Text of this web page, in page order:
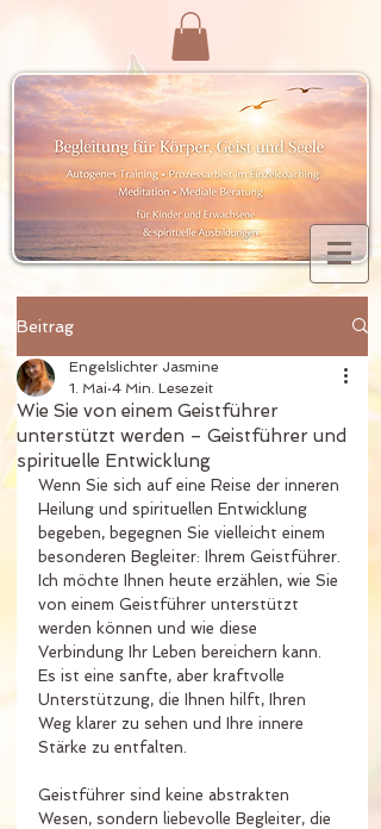
Beitrag
Wie Sie von einem Geistführer
unterstützt werden – Geistführer und
spirituelle Entwicklung
Engelslichter Jasmine
1. Mai 4 Min. Lesezeit
Wenn Sie sich auf eine Reise der inneren
Heilung und spirituellen Entwicklung
begeben, begegnen Sie vielleicht einem
besonderen Begleiter: Ihrem Geistführer.
Ich möchte Ihnen heute erzählen, wie Sie
von einem Geistführer unterstützt
werden können und wie diese
Verbindung Ihr Leben bereichern kann.
Es ist eine sanfte, aber kraftvolle
Unterstützung, die Ihnen hilft, Ihren
Weg klarer zu sehen und Ihre innere
Stärke zu entfalten.
Geistführer sind keine abstrakten
Wesen, sondern liebevolle Begleiter, die